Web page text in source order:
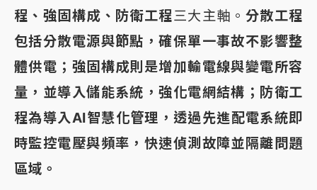
程、強固構成、防衛工程三大主軸。 分散工程
包括分散電源與節點，確保單一事故不影響整
體供電； 強固構成則是增加輸電線與變電所容
量，並導入儲能系統，強化電網結構； 防衛工
程為導入AI智慧化管理，透過先進配電系統即
時監控電壓與頻率，快速偵測故障並隔離問題
區域。